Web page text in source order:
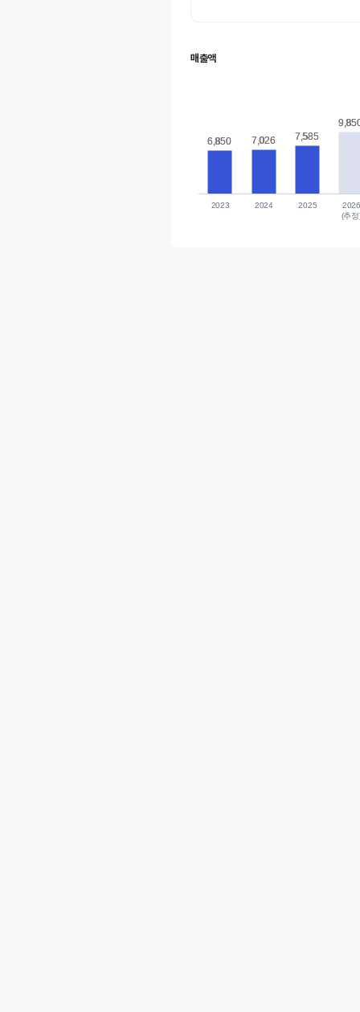
매출액
6,850
6,850 7,026
7,026 7,585
7,585
2023 2024 2025
(추